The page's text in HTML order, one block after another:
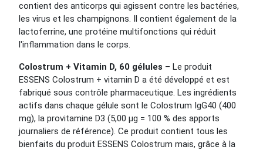
contient des anticorps qui agissent contre les bactéries,
les virus et les champignons. Il contient également de la
lactoferrine, une protéine multifonctions qui réduit
l'inflammation dans le corps.
Colostrum + Vitamin D, 60 gélules – Le produit
ESSENS Colostrum + vitamin D a été développé et est
fabriqué sous contrôle pharmaceutique. Les ingrédients
actifs dans chaque gélule sont le Colostrum IgG40 (400
mg), la provitamine D3 (5,00 μg = 100 % des apports
journaliers de référence). Ce produit contient tous les
bienfaits du produit ESSENS Colostrum mais, grâce à la